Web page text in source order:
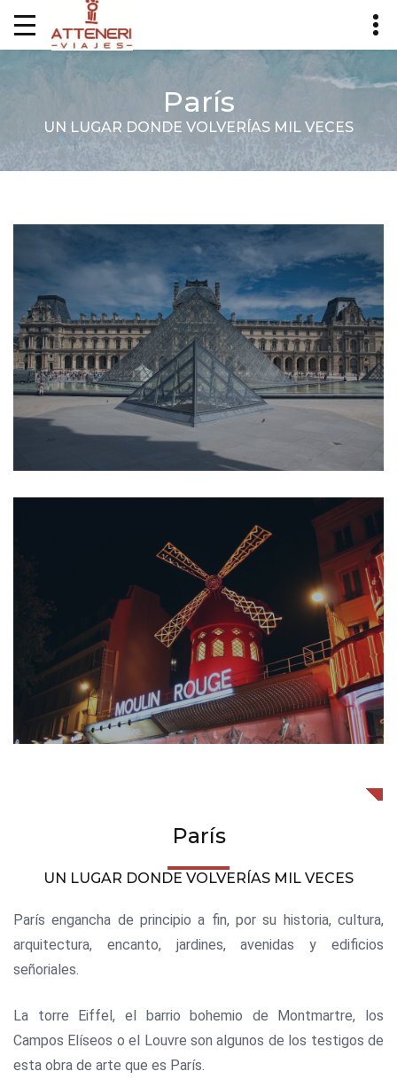
París
UN LUGAR DONDE VOLVERÍAS MIL VECES
París
UN LUGAR DONDE VOLVERÍAS MIL VECES
París engancha de principio a fin, por su historia, cultura,
arquitectura, encanto, jardines, avenidas y edificios
señoriales.
La torre Eiffel, el barrio bohemio de Montmartre, los
Campos Elíseos o el Louvre son algunos de los testigos de
esta obra de arte que es París.